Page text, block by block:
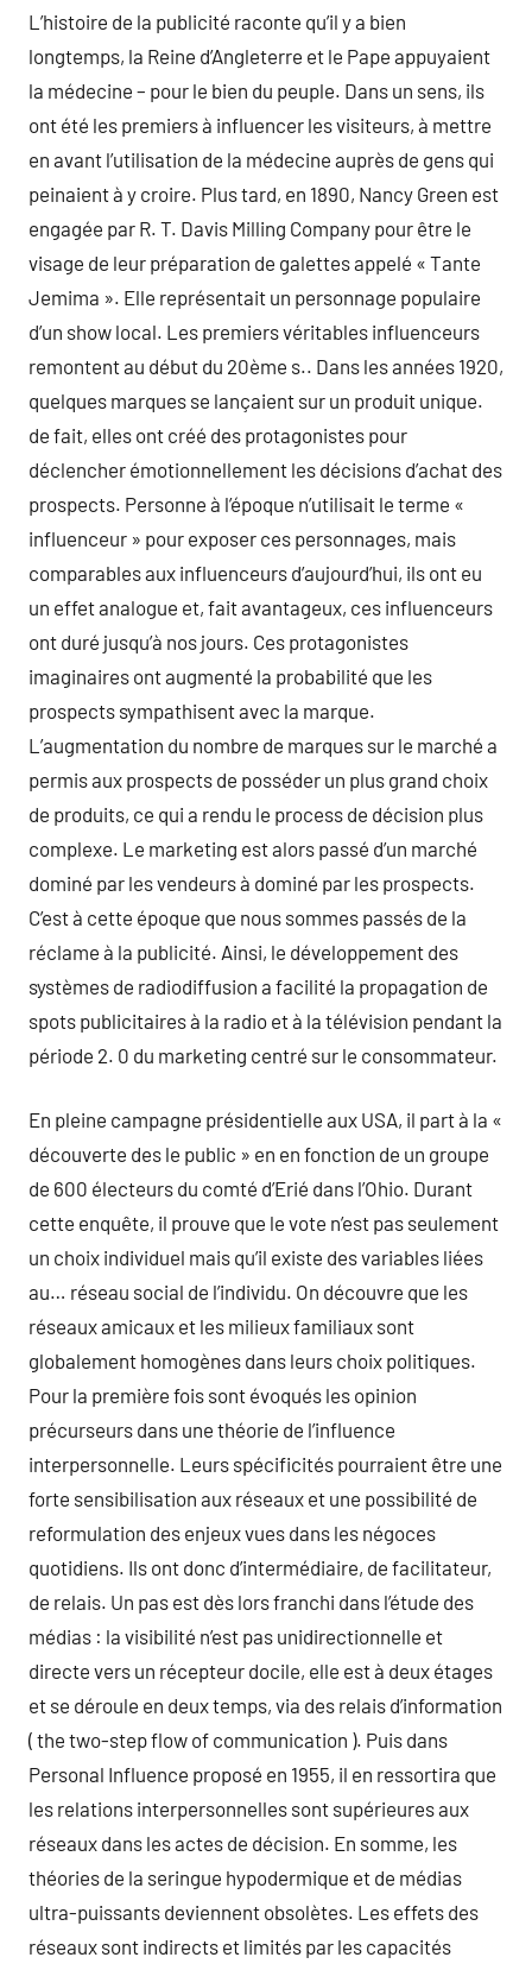
L’histoire de la publicité raconte qu’il y a bien
longtemps, la Reine d’Angleterre et le Pape appuyaient
la médecine – pour le bien du peuple. Dans un sens, ils
ont été les premiers à influencer les visiteurs, à mettre
en avant l’utilisation de la médecine auprès de gens qui
peinaient à y croire. Plus tard, en 1890, Nancy Green est
engagée par R. T. Davis Milling Company pour être le
visage de leur préparation de galettes appelé « Tante
Jemima ». Elle représentait un personnage populaire
d’un show local. Les premiers véritables influenceurs
remontent au début du 20ème s.. Dans les années 1920,
quelques marques se lançaient sur un produit unique.
de fait, elles ont créé des protagonistes pour
déclencher émotionnellement les décisions d’achat des
prospects. Personne à l’époque n’utilisait le terme «
influenceur » pour exposer ces personnages, mais
comparables aux influenceurs d’aujourd’hui, ils ont eu
un effet analogue et, fait avantageux, ces influenceurs
ont duré jusqu’à nos jours. Ces protagonistes
imaginaires ont augmenté la probabilité que les
prospects sympathisent avec la marque.
L’augmentation du nombre de marques sur le marché a
permis aux prospects de posséder un plus grand choix
de produits, ce qui a rendu le process de décision plus
complexe. Le marketing est alors passé d’un marché
dominé par les vendeurs à dominé par les prospects.
C’est à cette époque que nous sommes passés de la
réclame à la publicité. Ainsi, le développement des
systèmes de radiodiffusion a facilité la propagation de
spots publicitaires à la radio et à la télévision pendant la
période 2. 0 du marketing centré sur le consommateur.
En pleine campagne présidentielle aux USA, il part à la «
découverte des le public » en en fonction de un groupe
de 600 électeurs du comté d’Erié dans l’Ohio. Durant
cette enquête, il prouve que le vote n’est pas seulement
un choix individuel mais qu’il existe des variables liées
au… réseau social de l’individu. On découvre que les
réseaux amicaux et les milieux familiaux sont
globalement homogènes dans leurs choix politiques.
Pour la première fois sont évoqués les opinion
précurseurs dans une théorie de l’influence
interpersonnelle. Leurs spécificités pourraient être une
forte sensibilisation aux réseaux et une possibilité de
reformulation des enjeux vues dans les négoces
quotidiens. Ils ont donc d’intermédiaire, de facilitateur,
de relais. Un pas est dès lors franchi dans l’étude des
médias : la visibilité n’est pas unidirectionnelle et
directe vers un récepteur docile, elle est à deux étages
et se déroule en deux temps, via des relais d’information
( the two-step flow of communication ). Puis dans
Personal Influence proposé en 1955, il en ressortira que
les relations interpersonnelles sont supérieures aux
réseaux dans les actes de décision. En somme, les
théories de la seringue hypodermique et de médias
ultra-puissants deviennent obsolètes. Les effets des
réseaux sont indirects et limités par les capacités